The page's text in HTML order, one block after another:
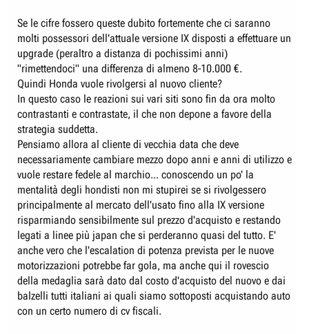
Se le cifre fossero queste dubito fortemente che ci saranno
molti possessori dell'attuale versione IX disposti a effettuare un
upgrade (peraltro a distanza di pochissimi anni)
"rimettendoci" una differenza di almeno 8-10.000 €.
Quindi Honda vuole rivolgersi al nuovo cliente?
In questo caso le reazioni sui vari siti sono fin da ora molto
contrastanti e contrastate, il che non depone a favore della
strategia suddetta.
Pensiamo allora al cliente di vecchia data che deve
necessariamente cambiare mezzo dopo anni e anni di utilizzo e
vuole restare fedele al marchio... conoscendo un po' la
mentalità degli hondisti non mi stupirei se si rivolgessero
principalmente al mercato dell'usato fino alla IX versione
risparmiando sensibilmente sul prezzo d'acquisto e restando
legati a linee più japan che si perderanno quasi del tutto. E'
anche vero che l'escalation di potenza prevista per le nuove
motorizzazioni potrebbe far gola, ma anche qui il rovescio
della medaglia sarà dato dal costo d'acquisto del nuovo e dai
balzelli tutti italiani ai quali siamo sottoposti acquistando auto
con un certo numero di cv fiscali.